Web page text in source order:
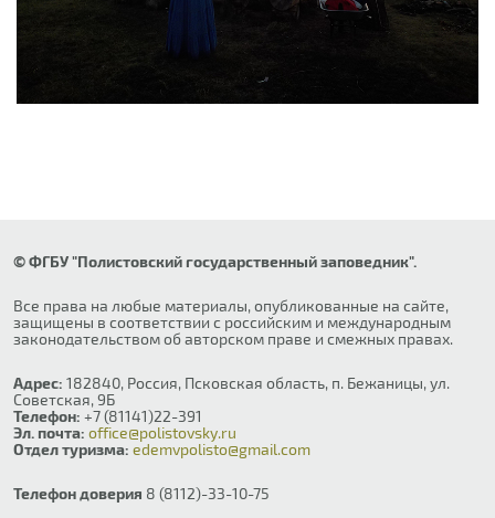
© ФГБУ "Полистовский государственный заповедник".
Все права на любые материалы, опубликованные на сайте,
защищены в соответствии с российским и международным
законодательством об авторском праве и смежных правах.
Адрес: 182840, Россия, Псковская область, п. Бежаницы, ул.
Советская, 9Б
Телефон: +7 (81141)22-391
Эл. почта: office@polistovsky.ru
Отдел туризма: edemvpolisto@gmail.com
Телефон доверия 8 (8112)-33-10-75